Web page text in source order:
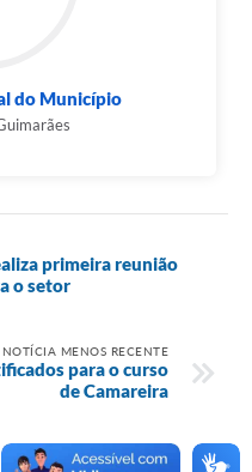
do Município
primeira reunião
o setor
NOTÍCIA MENOS RECENTE
para o curso
de Camareira